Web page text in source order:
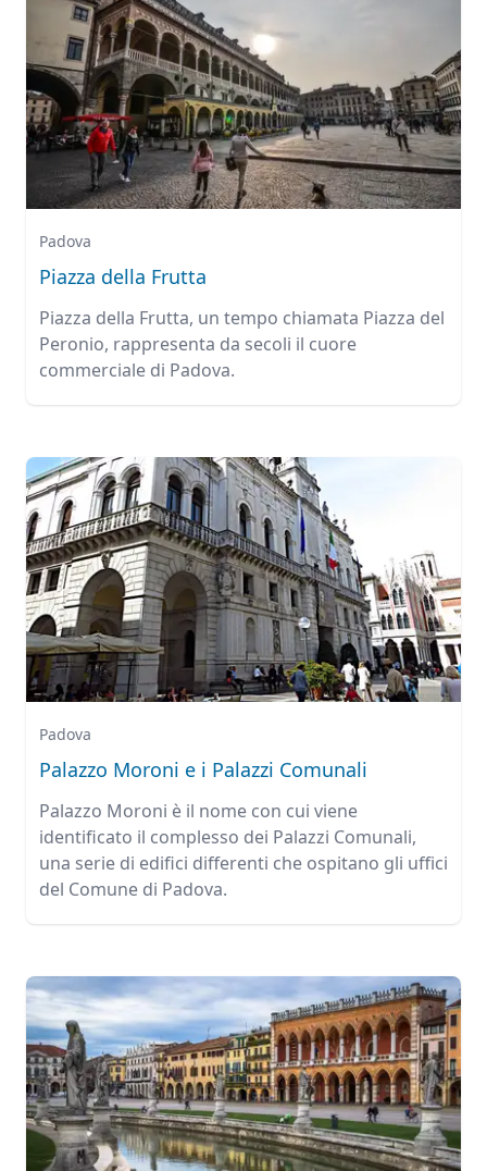
Padova
Piazza della Frutta
Piazza della Frutta, un tempo chiamata Piazza del
Peronio, rappresenta da secoli il cuore
commerciale di Padova.
Padova
Palazzo Moroni e i Palazzi Comunali
Palazzo Moroni è il nome con cui viene
identificato il complesso dei Palazzi Comunali,
una serie di edifici differenti che ospitano gli uffici
del Comune di Padova.